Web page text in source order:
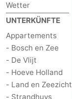
Zandvoort
Wetter
Kontakt
Wetter
UNTERKÜNFTE
Appartements
- Bosch en Zee
- De Vlijt
- Hoeve Holland
- Land en Zeezicht
- Strandhuys